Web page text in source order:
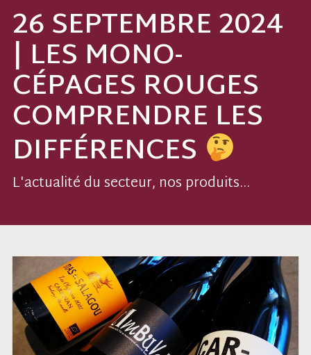
26 SEPTEMBRE 2024
| LES MONO-
CÉPAGES ROUGES
COMPRENDRE LES
DIFFÉRENCES
L'actualité du secteur, nos produits...